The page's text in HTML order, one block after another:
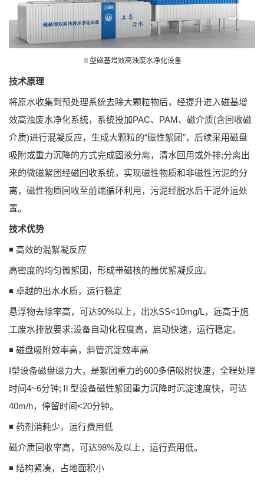
Ⅱ型磁基增效高浊废水净化设备
技术原理
将原水收集到预处理系统去除大颗粒物后，经提升进入磁基增
效高浊废水净化系统，系统投加PAC、PAM、磁介质(含回收磁
介质)进行混凝反应，生成大颗粒的“磁性絮团”，后续采用磁盘
吸附或重力沉降的方式完成固液分离，清水回用或外排;分离出
来的微磁絮团经磁回收系统，实现磁性物质和非磁性污泥的分
离，磁性物质回收至前端循环利用，污泥经脱水后干泥外运处
置。
技术优势
◾ 高效的混絮凝反应
高密度的均匀微絮团，形成带磁核的最优絮凝反应。
◾ 卓越的出水水质，运行稳定
悬浮物去除率高，可达90%以上，出水SS<10mg/L，远高于施
工废水排放要求;设备自动化程度高，启动快速，运行稳定。
◾ 磁盘吸附效率高，斜管沉淀效率高
I型设备磁盘磁力大，是絮团重力的600多倍吸附快速，全程处理
时间4~6分钟;Ⅱ型设备磁性絮团重力沉降时沉淀速度快，可达
40m/h，停留时间<20分钟。
◾ 药剂消耗少，运行费用低
磁介质回收率高，可达98%及以上，运行费用低。
◾ 结构紧凑，占地面积小